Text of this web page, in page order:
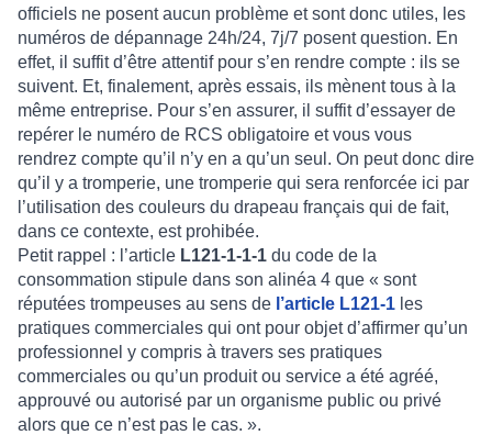
officiels ne posent aucun problème et sont donc utiles, les
numéros de dépannage 24h/24, 7j/7 posent question. En
effet, il suffit d’être attentif pour s’en rendre compte : ils se
suivent. Et, finalement, après essais, ils mènent tous à la
même entreprise. Pour s’en assurer, il suffit d’essayer de
repérer le numéro de RCS obligatoire et vous vous
rendrez compte qu’il n’y en a qu’un seul. On peut donc dire
qu’il y a tromperie, une tromperie qui sera renforcée ici par
l’utilisation des couleurs du drapeau français qui de fait,
dans ce contexte, est prohibée.
Petit rappel : l’article L121-1-1-1 du code de la
consommation stipule dans son alinéa 4 que « sont
réputées trompeuses au sens de l’article L121-1 les
pratiques commerciales qui ont pour objet d’affirmer qu’un
professionnel y compris à travers ses pratiques
commerciales ou qu’un produit ou service a été agréé,
approuvé ou autorisé par un organisme public ou privé
alors que ce n’est pas le cas. ».